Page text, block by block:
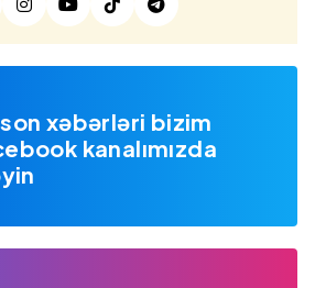
xəbərləri bizim
kanalımızda